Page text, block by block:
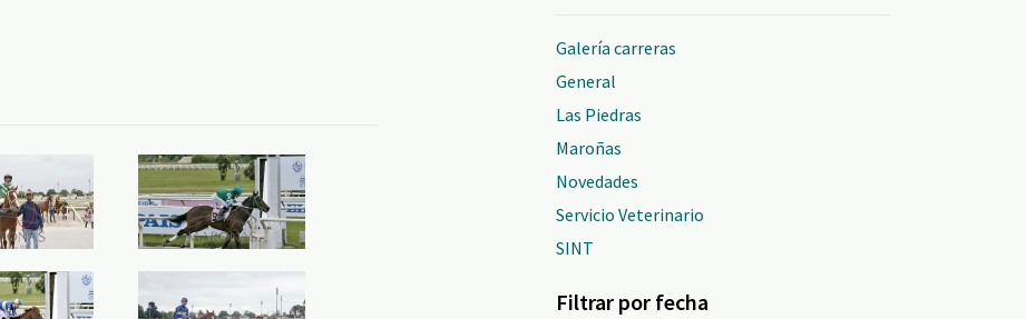
Galería carreras
General
Las Piedras
Maroñas
Novedades
Servicio Veterinario
SINT
Filtrar por fecha